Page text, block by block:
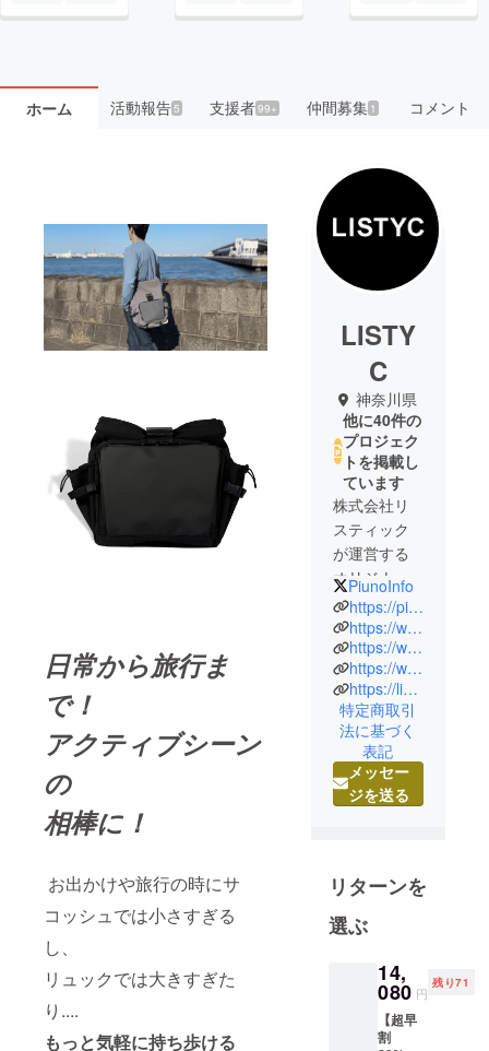
ホーム 活動報告5 支援者99+ 仲間募集 1 コメント
日常から旅行ま
で！
アクティブシーン
の
相棒に！
お出かけや旅行の時にサ
コッシュでは小さすぎる
し、
リュックでは大きすぎた
り....
もっと気軽に持ち歩ける
LISTY
C
神奈川県
他に40件の
プロジェク
トを掲載し
ています
株式会社リ
スティック
が運営する
オリジナル
ブランド
「piuno」
は、イタリ
アでのアパ
レル勤務の
経験を活か
し、2021年
に、立ち上
げたブラン
いたしまし
た。piunoに
は、日常に
溶け込むシ
ンプルなデ
ザインに
「あると嬉
PiunoInfo
https://piuuno.com
https://www.instagram.com/piunodesign/
https://www.facebook.com/piunodesign
https://www.youtube.com/@piuno2022
https://lin.ee/1H0DTzi
特定商取引
法に基づく
表記
メッセー
ジを送る
リターンを
選ぶ
14,
080 円
残り71
【超早
割